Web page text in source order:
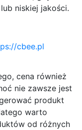
niskiej jakości.
cbee.pl
cena również
nie zawsze jest
produkt
warto
od różnych